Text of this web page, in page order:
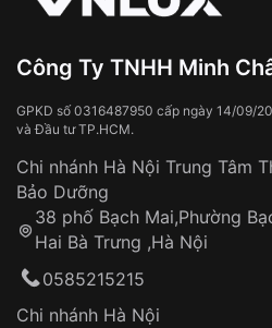
Thời gian vận chuyển
làm việc
Áp dụng cho tất cả tỉnh
Thời gian tính từ khi
công
Hotline: 0585 215 215
Đeo đồng hồ khi
Đồng hồ bị hư hỏng do:
Tai nạn hoặc tác
Hao mòn tự nhiên theo
Dây đeo
Sản phẩm đã bị:
Tự ý sửa chữa
thống VNLUX
Công Ty TNHH Minh
GPKD số 0316487950 cấp ngày 14/09/
và Đầu tư TP.HCM.
Chi nhánh Hà Nội Trung Tâm
Bảo Dưỡng
38 phố Bạch Mai,Phường
Hai Bà Trưng ,Hà Nội
0585215215
Chi nhánh Hà Nội